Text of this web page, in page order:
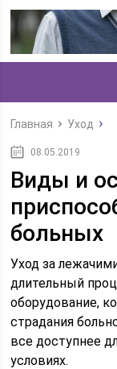
Главная Уход
08.05.2019
Виды и
больных
Уход за
длительный
оборудование,
страдания
все доступнее
условиях.